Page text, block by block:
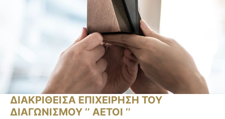
ΔΙΑΚΡΙΘΕΙΣΑ ΕΠΙΧΕΙΡΗΣΗ ΤΟΥ
ΔΙΑΓΩΝΙΣΜΟΥ ‘’ ΑΕΤΟΙ ‘’